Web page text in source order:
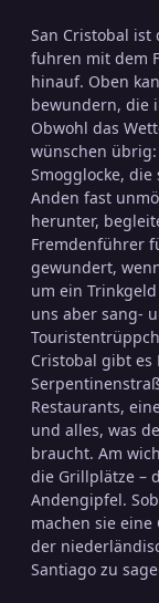
San Cristobal
fuhren mit dem
hinauf. Oben
bewundern, die
Obwohl das
wünschen
Smogglocke,
Anden fast
herunter,
Fremdenführer
gewundert,
um ein
uns aber sang-
Cristobal gibt es
Restaurants,
und alles, was
braucht. Am
die Grillplätze –
Andengipfel.
machen sie
der
Santiago zu